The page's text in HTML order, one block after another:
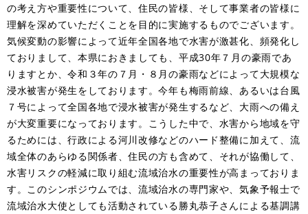
の考え方や重要性について、住民の皆様、そして事業者の皆様に
理解を深めていただくことを目的に実施するものでございます。
気候変動の影響によって近年全国各地で水害が激甚化、頻発化し
ておりまして、本県におきましても、平成30年７月の豪雨であ
りますとか、令和３年の７月・８月の豪雨などによって大規模な
浸水被害が発生をしております。今年も梅雨前線、あるいは台風
７号によって全国各地で浸水被害が発生するなど、大雨への備え
が大変重要になっております。こうした中で、水害から地域を守
るためには、行政による河川改修などのハード整備に加えて、流
域全体のあらゆる関係者、住民の方も含めて、それが協働して、
水害リスクの軽減に取り組む流域治水の重要性が高まっておりま
す。このシンポジウムでは、流域治水の専門家や、気象予報士で
流域治水大使としても活動されている勝丸恭子さんによる基調講